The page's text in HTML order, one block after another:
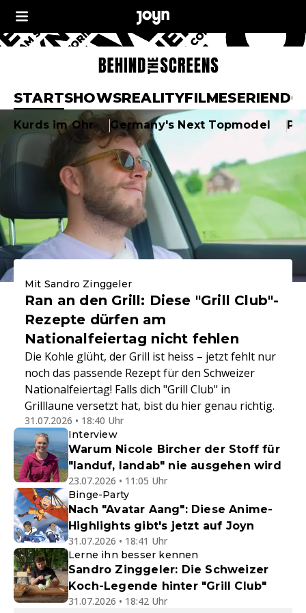
Joyn Behind the
START
Kurds im Ohr Germany's Next Topmodel
SHOWSREALITYFILMESERIEN
Aktuelle Highlights
Mit Sandro Zinggeler
Ran an den Grill: Diese "Grill Club"-
Rezepte dürfen am
Nationalfeiertag nicht fehlen
Die Kohle glüht, der Grill ist heiss – jetzt fehlt nur
noch das passende Rezept für den Schweizer
Nationalfeiertag! Falls dich "Grill Club" in
Grilllaune versetzt hat, bist du hier genau richtig.
31.07.2026 • 18:40 Uhr
Interview
Warum Nicole Bircher der Stoff für
"landuf, landab" nie ausgehen wird
23.07.2026 • 11:05 Uhr
Binge-Party
Nach "Avatar Aang": Diese Anime-
Highlights gibt's jetzt auf Joyn
31.07.2026 • 18:41 Uhr
Lerne ihn besser kennen
Sandro Zinggeler: Die Schweizer
Koch-Legende hinter "Grill Club"
31.07.2026 • 18:42 Uhr